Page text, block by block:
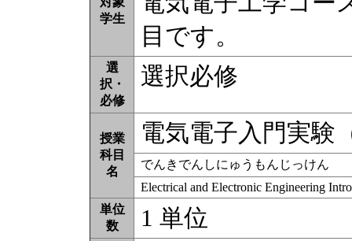
学生
目です。
選
択・
必修
選択必修
授業
科目
名
電気電子入門実験
でんきでんしにゅうもんじっけん
Electrical and Electronic Engineering
単位
数
1 単位